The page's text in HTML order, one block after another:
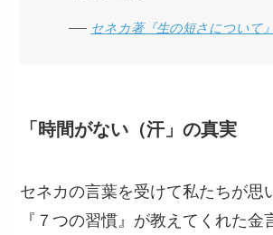
── セネカ著『生の短さについて』
「時間がない（汗」の真実
セネカの言葉を受けて私たちが思
『７つの習慣』が教えてくれた金